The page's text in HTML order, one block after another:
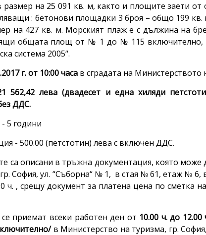
на 25 091 кв. м, както и площите заети от
: бетонови площадки 3 броя – общо 199
на 427 кв. м. Морският плаж е с дължина на
общата площ от № 1 до № 115 включително,
система 2005“.
г. от 10:00 часа в сградата на Министерството
562,42 лева (двадесет и една хиляди
ДДС.
5 години
- 500.00 (петстотин) лева с включен ДДС.
са описани в тръжна документация, която може
София, ул. “Съборна“ № 1, в стая № 61, етаж № 6,
ч. , срещу документ за платена цена по сметка
приемат всеки работен ден от 10.00 ч. до
в Министерство на туризма, гр.